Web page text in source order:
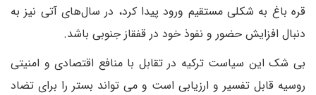
قره باغ به شکلی مستقیم ورود پیدا کرد، در سال‌های آتی نیز به
دنبال افزایش حضور و نفوذ خود در قفقاز جنوبی باشد.
بی شک این سیاست ترکیه در تقابل با منافع اقتصادی و امنیتی
روسیه قابل تفسیر و ارزیابی است و می تواند بستر را برای تضاد